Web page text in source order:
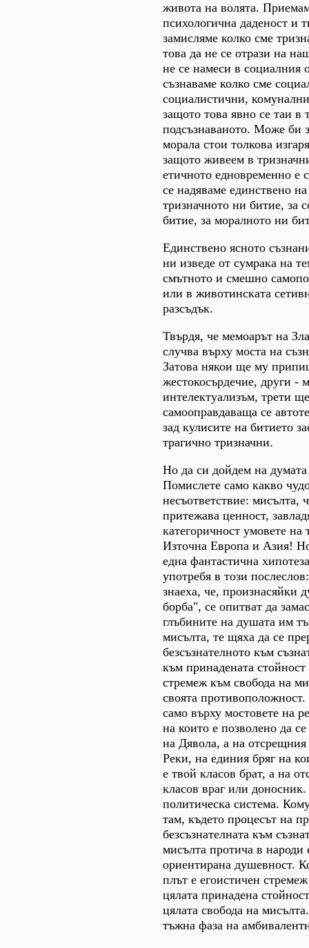
живота на волята.
психологична даденост и
замисляме колко сме
това да не се отрази на
не се намеси в социалния
съзнаваме колко сме
социалистични,
защото това явно се таи в
подсъзнаваното. Може би
морала стои толкова
защото живеем в
етичното едновременно е
се надяваме единствено
тризначното ни битие, за
битие, за моралното ни
Единствено ясното
ни изведе от сумрака на
смътното и смешно
или в животинската
разсъдък.
Твърдя, че мемоарът на
случва върху моста на
Затова някои ще му
жестокосърдечие, други -
интелектуализъм, трети
самооправдаваща се
зад кулисите на битието
трагично тризначни.
Но да си дойдем на
Помислете само какво
несъответствие: мисълта,
притежава ценност,
категоричност умовете на
Източна Европа и Азия!
една фантастична
употребя в този
знаеха, че, произнасяйки
борба", се опитват да
глъбините на душата им
мисълта, те щяха да се
безсъзнателното към
към принадената
стремеж към свобода на
своята
само върху мостовете на
на които е позволено да
на Дявола, а на отсрещния
Реки, на единия бряг на
е твой класов брат, а на
класов враг или
политическа система.
там, където процесът на
безсъзнателната към
мисълта протича в народи
ориентирана душевност.
плът е егоистичен
цялата принадена
цялата свобода на
тъжна фаза на